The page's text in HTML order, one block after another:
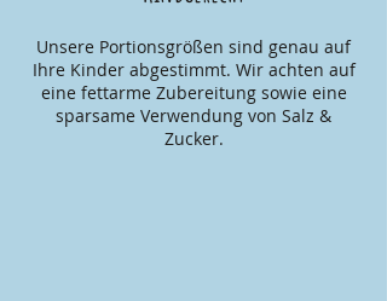
Unsere Portionsgrößen sind genau auf
Ihre Kinder abgestimmt. Wir achten auf
eine fettarme Zubereitung sowie eine
sparsame Verwendung von Salz &
Zucker.